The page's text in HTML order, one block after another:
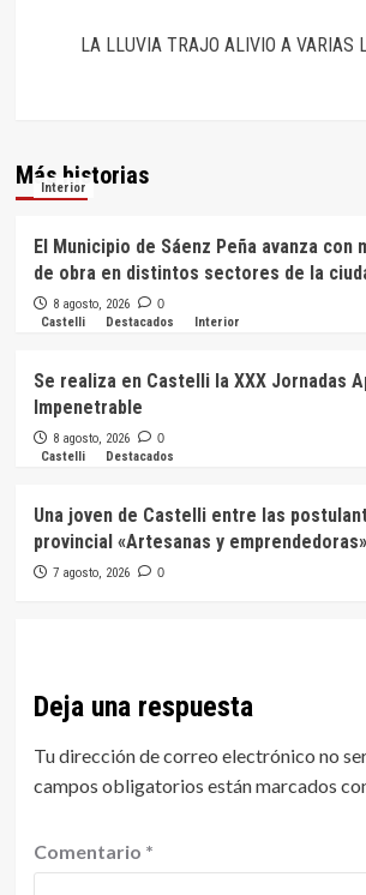
LA LLUVIA TRAJO ALIVIO A VARIAS
Más historias
Interior
El Municipio de Sáenz Peña avanza
de obra en distintos sectores de la
8 agosto, 2026 0
Castelli Destacados Interior
Se realiza en Castelli la XXX Jornadas
Impenetrable
8 agosto, 2026 0
Castelli Destacados
Una joven de Castelli entre las
provincial «Artesanas y emprendedoras»
7 agosto, 2026 0
Deja una respuesta
Tu dirección de correo electrónico no
campos obligatorios están marcados
Comentario *